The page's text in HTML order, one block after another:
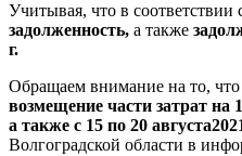
Учитывая, что в
задолженность, а также
г.
Обращаем внимание на то, что
возмещение части затрат на
а также с 15 по 20
Волгоградской области в